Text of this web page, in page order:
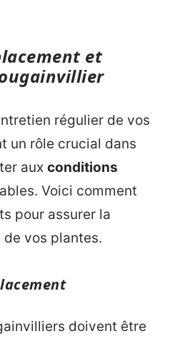
et
régulier de vos
un rôle crucial dans
aux conditions
Voici comment
pour assurer la
vos plantes.
doivent être